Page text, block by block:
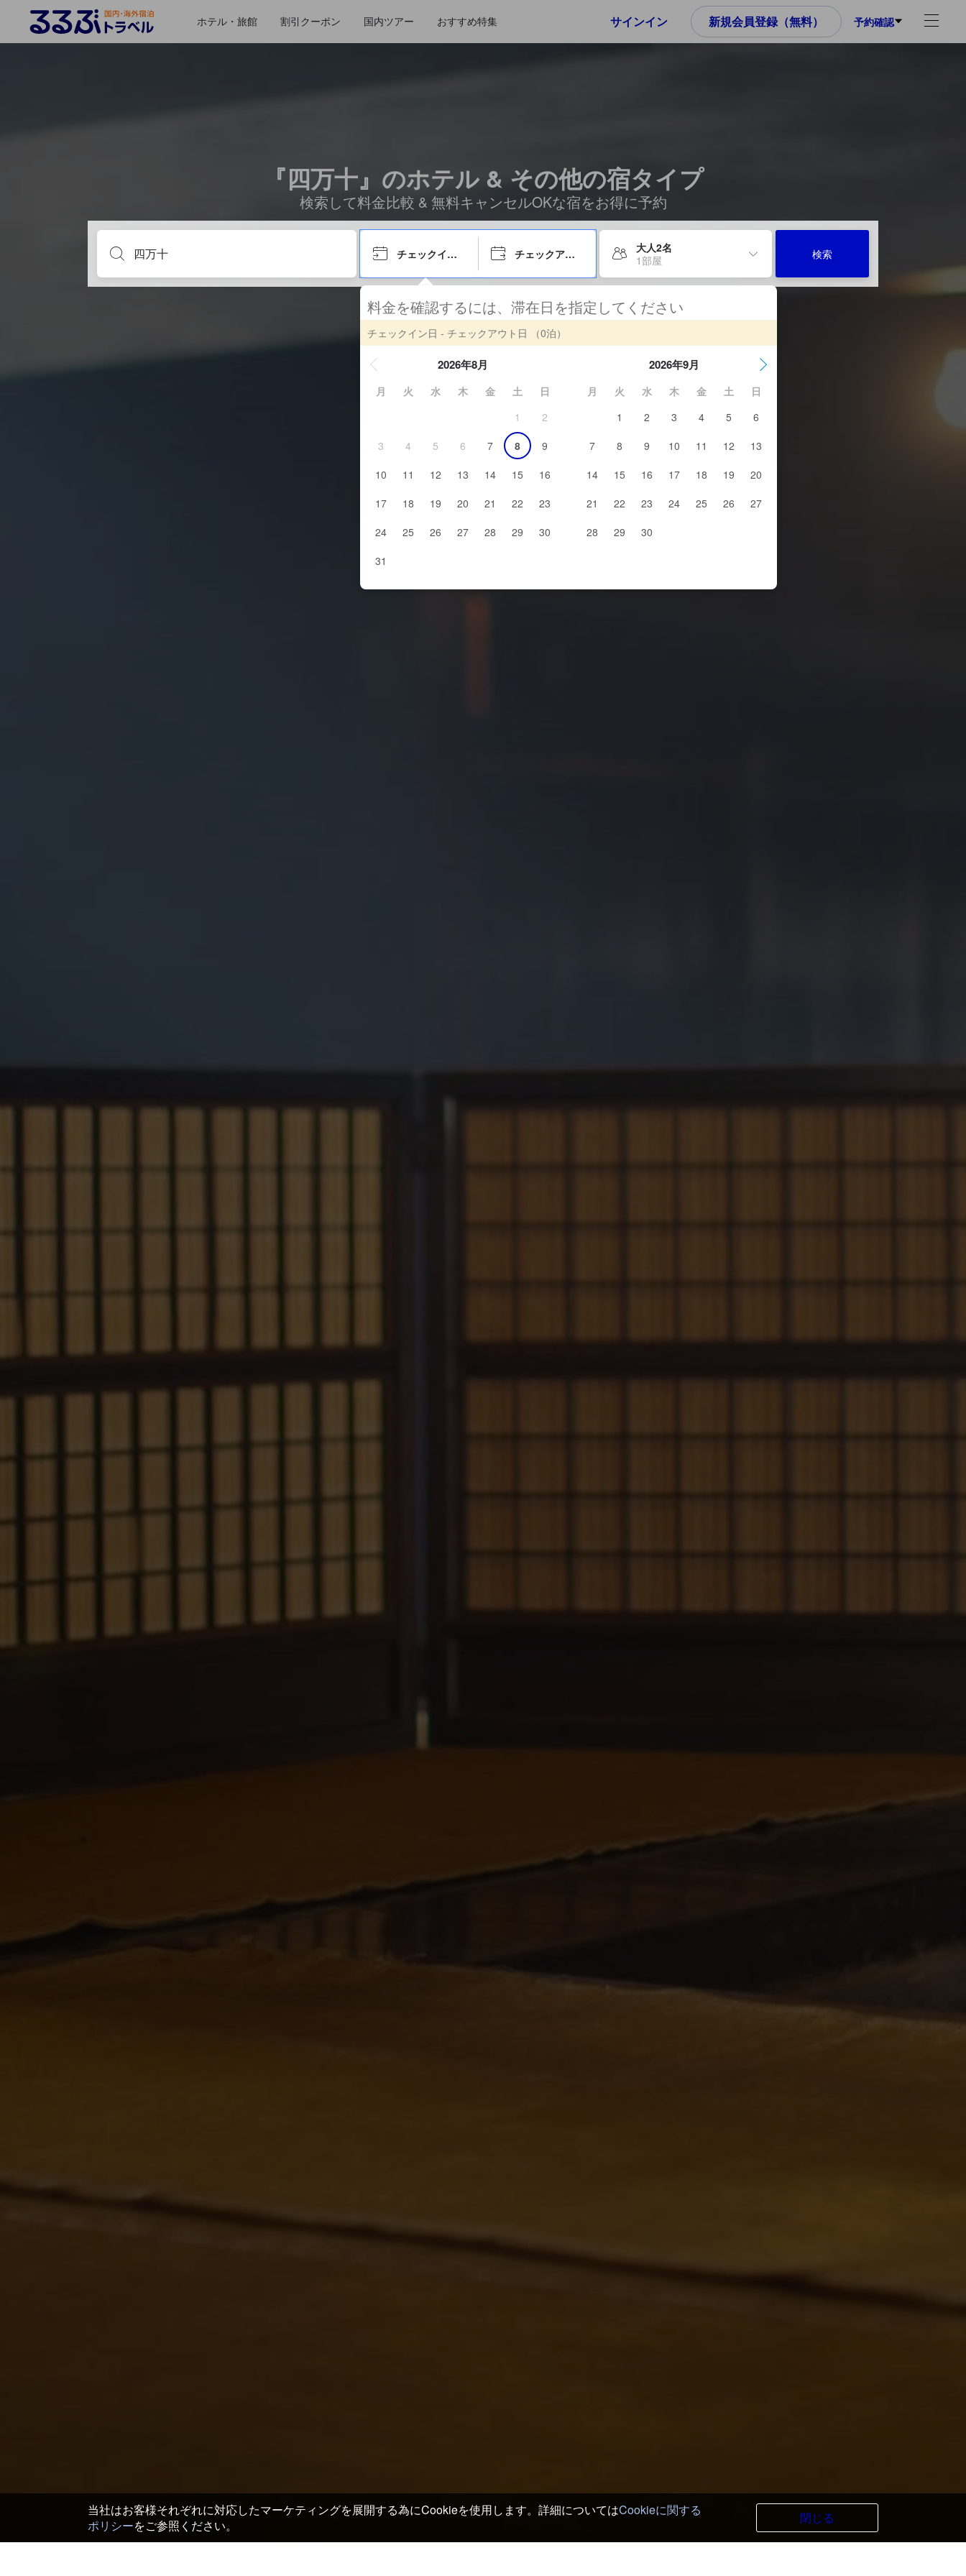
ホテル・旅館 割引クーポン 国内ツアー おすすめ特集 サインイン 新規会員登録（無料） 予約確認
『四万十』のホテル & その他の宿タイプ
検索して料金比較 & 無料キャンセルOKな宿をお得に予約
チェックイン日 チェックアウト日
大人2名
1部屋
検索
料金を確認するには、滞在日を指定してください
チェックイン日 - チェックアウト日 （0泊）
2026年8月
月 火 水 木 金 土
日
1
2
3
4 5 6 7 8
9
10
11 12 13 14 15
16
17
18 19 20 21 22
23
24
25 26 27 28 29
30
31
2026年9月
月 火 水 木 金 土
日
1
2 3 4 5
6
7
8 9 10 11 12
13
14
15 16 17 18 19
20
21
22 23 24 25 26
27
28
29 30
当社はお客様それぞれに対応したマーケティングを展開する為にCookieを使用します。詳細についてはCookieに関する
ポリシーをご参照ください。 閉じる